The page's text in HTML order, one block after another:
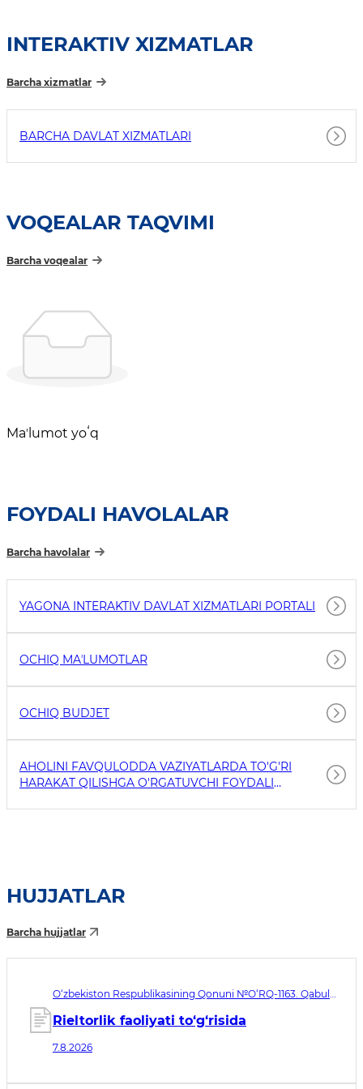
INTERAKTIV XIZMATLAR
Barcha xizmatlar
BARCHA DAVLAT XIZMATLARI
VOQEALAR TAQVIMI
Barcha voqealar
Maʼlumot yoʻq
FOYDALI HAVOLALAR
Barcha havolalar
YAGONA INTERAKTIV DAVLAT XIZMATLARI PORTALI
OCHIQ MAʼLUMOTLAR
OCHIQ BUDJET
AHOLINI FAVQULODDA VAZIYATLARDA TO'G'RI
HARAKAT QILISHGA O'RGATUVCHI FOYDALI
HUJJATLAR
Barcha hujjatlar
O‘zbekiston Respublikasining Qonuni №O‘RQ-1163. Qabul
Rieltorlik faoliyati to‘g‘risida
7.8.2026